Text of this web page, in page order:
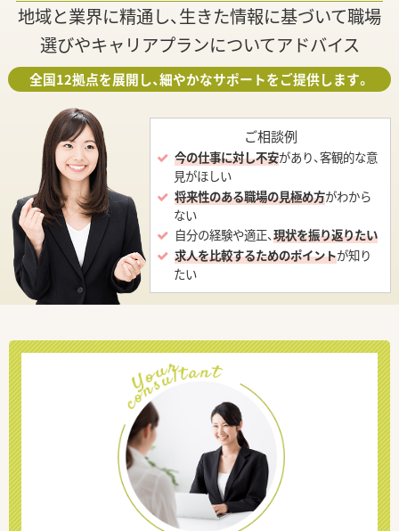
地域と業界に精通し、生きた情報に基づいて職場
選びやキャリアプランについてアドバイス
全国12拠点を展開し、細やかなサポートをご提供します。
ご相談例
今の仕事に対し不安があり、客観的な意
見がほしい
将来性のある職場の見極め方がわから
ない
自分の経験や適正、現状を振り返りたい
求人を比較するためのポイントが知り
たい